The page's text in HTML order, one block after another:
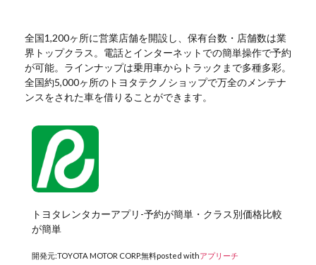
全国1,200ヶ所に営業店舗を開設し、保有台数・店舗数は業
界トップクラス。電話とインターネットでの簡単操作で予約
が可能。ラインナップは乗用車からトラックまで多種多彩。
全国約5,000ヶ所のトヨタテクノショップで万全のメンテナ
ンスをされた車を借りることができます。
トヨタレンタカーアプリ-予約が簡単・クラス別価格比較
が簡単
開発元:TOYOTA MOTOR CORP.無料posted withアプリーチ